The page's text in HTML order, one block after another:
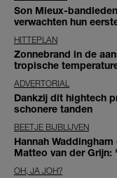
Son Mieux-
verwachten hun
HITTEPLAN
Zonnebrand in de
tropische
ADVERTORIAL
Dankzij dit hightech
schonere tanden
BEETJE BIJBLIJVEN
Hannah
Matteo van der
OH, JA JOH?